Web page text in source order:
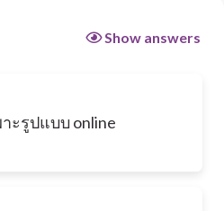
Show answers
ะรูปแบบ online